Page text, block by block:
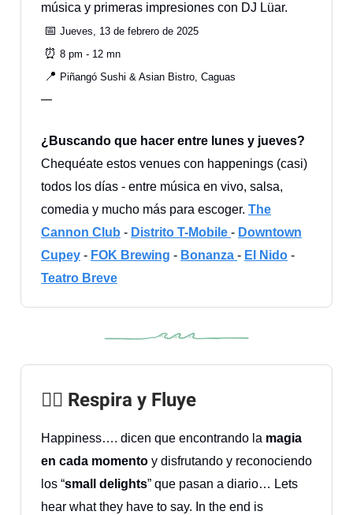
música y primeras impresiones con DJ Lüar.
📅 Jueves, 13 de febrero de 2025
⏰ 8 pm - 12 mn
📍 Piñangó Sushi & Asian Bistro, Caguas
—
¿Buscando que hacer entre lunes y jueves?
Chequéate estos venues con happenings (casi)
todos los días - entre música en vivo, salsa,
comedia y mucho más para escoger. The
Cannon Club - Distrito T-Mobile - Downtown
Cupey - FOK Brewing - Bonanza - El Nido -
Teatro Breve
🧘‍♀️ Respira y Fluye
Happiness…. dicen que encontrando la magia
en cada momento y disfrutando y reconociendo
los “small delights” que pasan a diario… Lets
hear what they have to say. In the end is